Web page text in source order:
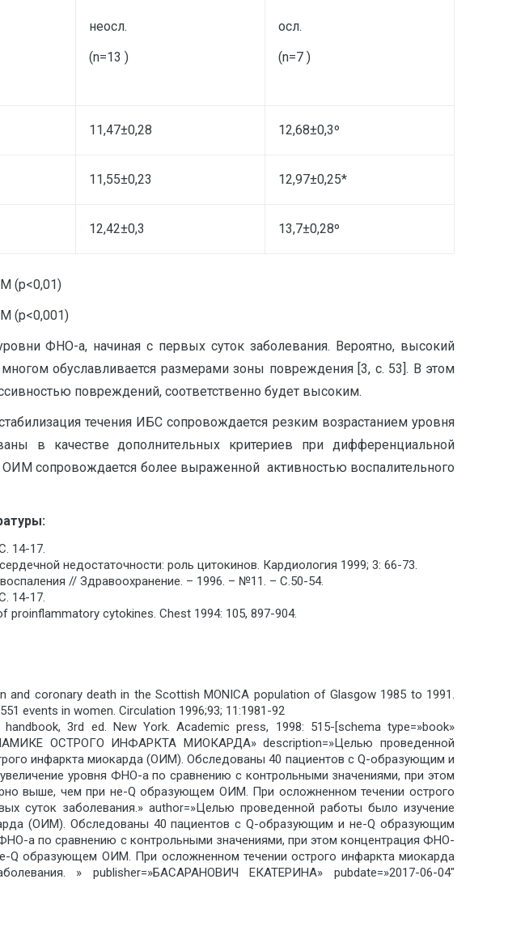
неосл.
(n=13 )
осл.
(n=7 )
11,47±0,28 12,68±0,3º
11,55±0,23 12,97±0,25*
12,42±0,3 13,7±0,28º
(р<0,01)
(р<0,001)
ФНО-а, начиная с первых суток заболевания. Вероятно, высокий
обуславливается размерами зоны повреждения [3, с. 53]. В этом
повреждений, соответственно будет высоким.
течения ИБС сопровождается резким возрастанием уровня
в качестве дополнительных критериев при дифференциальной
сопровождается более выраженной активностью воспалительного
14-17.
недостаточности: роль цитокинов. Кардиология 1999; 3: 66-73.
// Здравоохранение. – 1996. – №11. – С.50-54.
14-17.
proinflammatory cytokines. Chest 1994: 105, 897-904.
coronary death in the Scottish MONICA population of Glasgow 1985 to 1991.
events in women. Circulation 1996;93; 11:1981-92
3rd ed. New York. Academic press, 1998: 515-[schema type=»book»
ОСТРОГО ИНФАРКТА МИОКАРДА» description=»Целью проведенной
инфаркта миокарда (ОИМ). Обследованы 40 пациентов с Q-образующим и
уровня ФНО-а по сравнению с контрольными значениями, при этом
выше, чем при не-Q образующем ОИМ. При осложненном течении острого
суток заболевания.» author=»Целью проведенной работы было изучение
(ОИМ). Обследованы 40 пациентов с Q-образующим и не-Q образующим
а по сравнению с контрольными значениями, при этом концентрация ФНО-
образующем ОИМ. При осложненном течении острого инфаркта миокарда
» publisher=»БАСАРАНОВИЧ ЕКАТЕРИНА» pubdate=»2017-06-04″